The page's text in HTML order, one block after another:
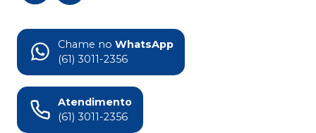
Chame no WhatsApp
(61) 3011-2356
Atendimento
(61) 3011-2356